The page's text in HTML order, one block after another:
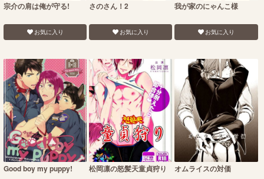
宗介の肩は俺が守る!
お気に入り
さのさん！2
お気に入り
我が家のにゃんこ様
お気に入り
Good boy my puppy! 松岡凛の怒髪天童貞狩り オムライスの対価